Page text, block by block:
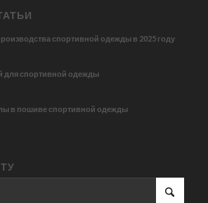
спортивной одежды в 2025 году
для спортивной одежды
в пошиве спортивной одежды